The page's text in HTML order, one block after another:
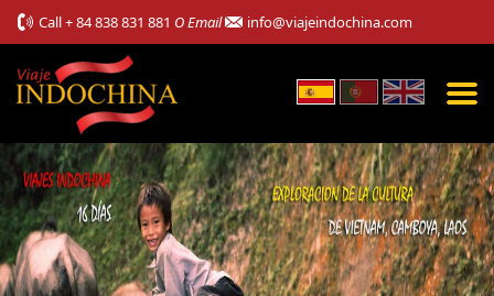
Call+ 84 838 831 881 O Email info@viajeindochina.com